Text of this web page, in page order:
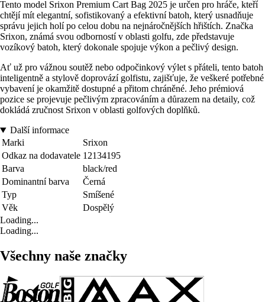
Tento model Srixon Premium Cart Bag 2025 je určen pro hráče, kteří
chtějí mít elegantní, sofistikovaný a efektivní batoh, který usnadňuje
správu jejich holí po celou dobu na nejnáročnějších hřištích. Značka
Srixon, známá svou odborností v oblasti golfu, zde představuje
vozíkový batoh, který dokonale spojuje výkon a pečlivý design.
Ať už pro vážnou soutěž nebo odpočinkový výlet s přáteli, tento batoh
inteligentně a stylově doprovází golfistu, zajišťuje, že veškeré potřebné
vybavení je okamžitě dostupné a přitom chráněné. Jeho prémiová
pozice se projevuje pečlivým zpracováním a důrazem na detaily, což
dokládá zručnost Srixon v oblasti golfových doplňků.
Další informace
Marki
Srixon
Odkaz na dodavatele 12134195
Barva
black/red
Dominantní barva
Černá
Typ
Smíšené
Věk
Dospělý
Loading...
Loading...
Všechny naše značky